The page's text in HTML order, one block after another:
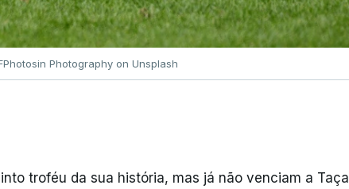
Photography on Unsplash
troféu da sua história, mas já não venciam a Taça